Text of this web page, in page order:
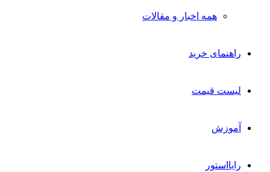
همه اخبار و مقالات
راهنمای خرید
لیست قیمت
آموزش
رایااستور